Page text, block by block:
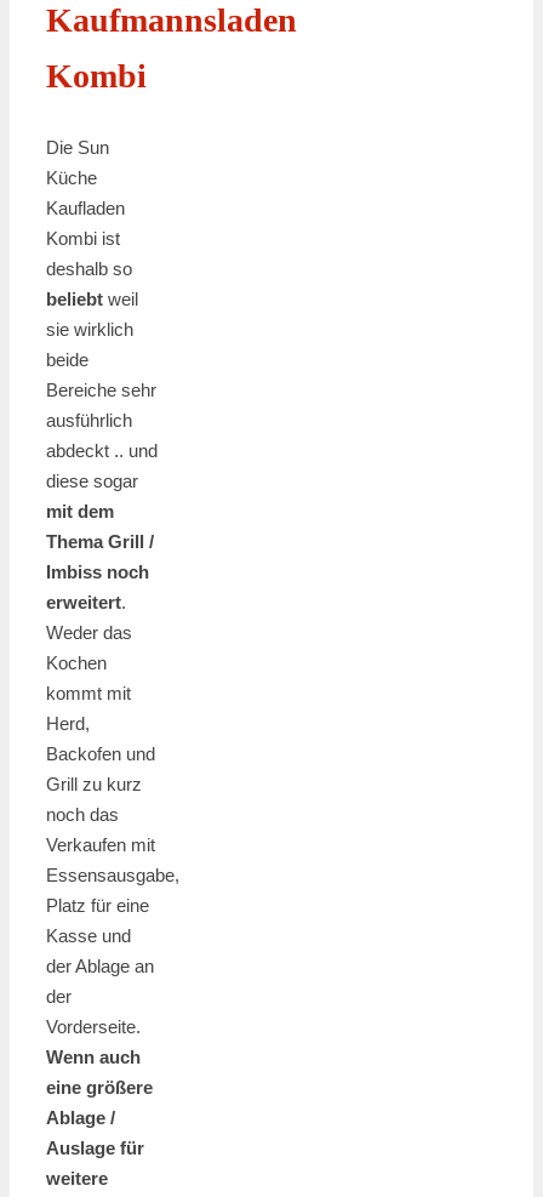
Kaufmannsladen
Kombi
Die Sun
Küche
Kaufladen
Kombi ist
deshalb so
beliebt weil
sie wirklich
beide
Bereiche sehr
ausführlich
abdeckt .. und
diese sogar
mit dem
Thema Grill /
Imbiss noch
erweitert.
Weder das
Kochen
kommt mit
Herd,
Backofen und
Grill zu kurz
noch das
Verkaufen mit
Essensausgabe,
Platz für eine
Kasse und
der Ablage an
der
Vorderseite.
Wenn auch
eine größere
Ablage /
Auslage für
weitere